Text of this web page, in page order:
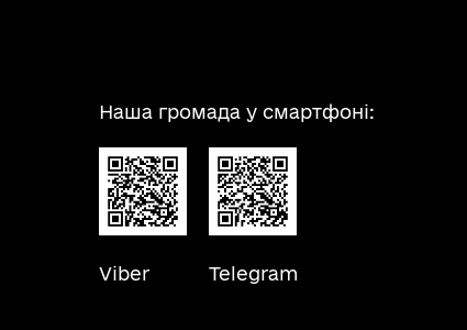
Наша громада у смартфоні:
Viber Telegram